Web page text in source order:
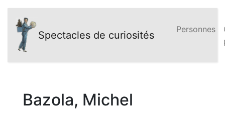
Spectacles de curiosités Personnes
Bazola, Michel